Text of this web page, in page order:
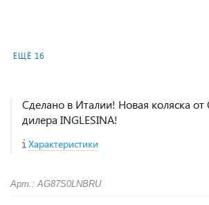
ЕЩЁ 16
Сделано в Италии! Новая коляска
дилера INGLESINA!
Характеристики
Арт.: AG87S0LNBRU